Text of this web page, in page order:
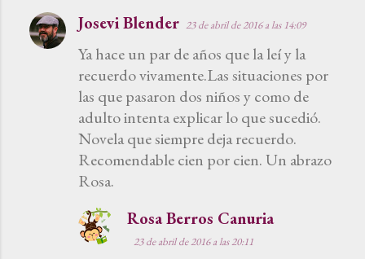
Josevi Blender 23 de abril de 2016 a las 14:09
Ya hace un par de años que la leí y la
recuerdo vivamente.Las situaciones por
las que pasaron dos niños y como de
adulto intenta explicar lo que sucedió.
Novela que siempre deja recuerdo.
Recomendable cien por cien. Un abrazo
Rosa.
Rosa Berros Canuria
23 de abril de 2016 a las 20:11